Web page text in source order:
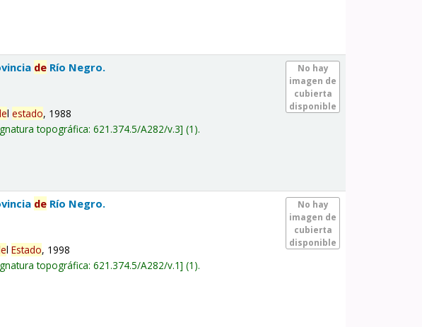
No hay
imagen de
cubierta
disponible
de Río Negro.
lestado, 1988
topográfica:621.374.5/A282/v.3 (1).
No hay
imagen de
cubierta
disponible
de Río Negro.
lEstado, 1998
topográfica:621.374.5/A282/v.1 (1).